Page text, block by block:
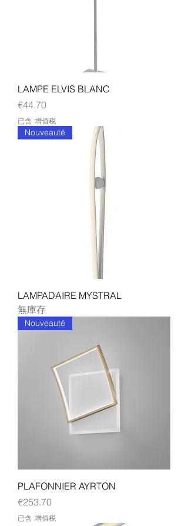
LAMPE ELVIS BLANC
價格
€44.70
已含 增值税
Nouveauté
LAMPADAIRE MYSTRAL
無庫存
Nouveauté
PLAFONNIER AYRTON
價格
€253.70
已含 增值税